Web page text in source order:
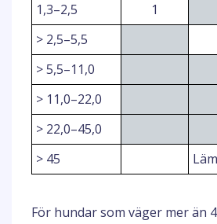
1,3–2,5
1
> 2,5–5,5
> 5,5–11,0
> 11,0–22,0
> 22,0–45,0
> 45
För hundar som väger mer än